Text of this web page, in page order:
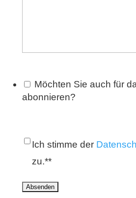
Möchten Sie auch für
abonnieren?
Einwilligung*
Ich stimme der
zu.**